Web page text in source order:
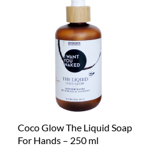
Coco Glow The Liquid Soap
For Hands – 250 ml